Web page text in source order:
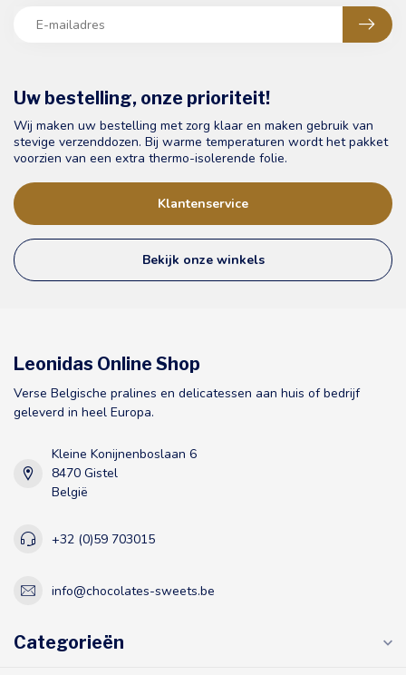
Uw bestelling, onze prioriteit!
Wij maken uw bestelling met zorg klaar en maken gebruik van
stevige verzenddozen. Bij warme temperaturen wordt het pakket
voorzien van een extra thermo-isolerende folie.
Klantenservice
Bekijk onze winkels
Leonidas Online Shop
Verse Belgische pralines en delicatessen aan huis of bedrijf
geleverd in heel Europa.
Kleine Konijnenboslaan 6
8470 Gistel
België
+32 (0)59 703015
info@chocolates-sweets.be
Categorieën